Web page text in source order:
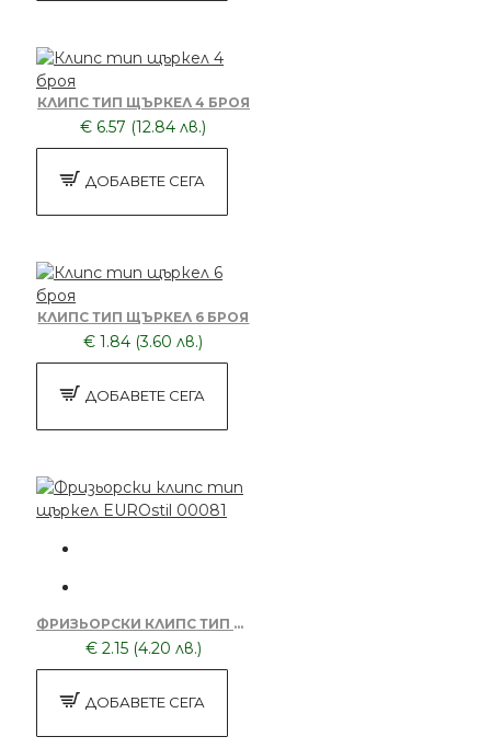
КЛИПС ТИП ЩЪРКЕЛ 4 БРОЯ
€ 6.57 (12.84 лв.)
ДОБАВЕТЕ СЕГА
КЛИПС ТИП ЩЪРКЕЛ 6 БРОЯ
€ 1.84 (3.60 лв.)
ДОБАВЕТЕ СЕГА
ФРИЗЬОРСКИ КЛИПС ТИП ЩЪРКЕЛ EUROSTIL 00081
€ 2.15 (4.20 лв.)
ДОБАВЕТЕ СЕГА